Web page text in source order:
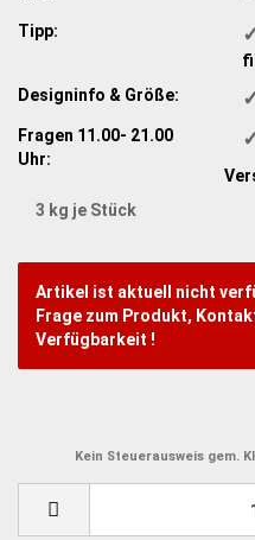
Tipp:
Designinfo & Größe:
Fragen 11.00- 21.00
Uhr:
3 kg je Stück
Artikel ist aktuell nicht
Frage zum Produkt,
Verfügbarkeit !
Kein Steuerausweis gem.